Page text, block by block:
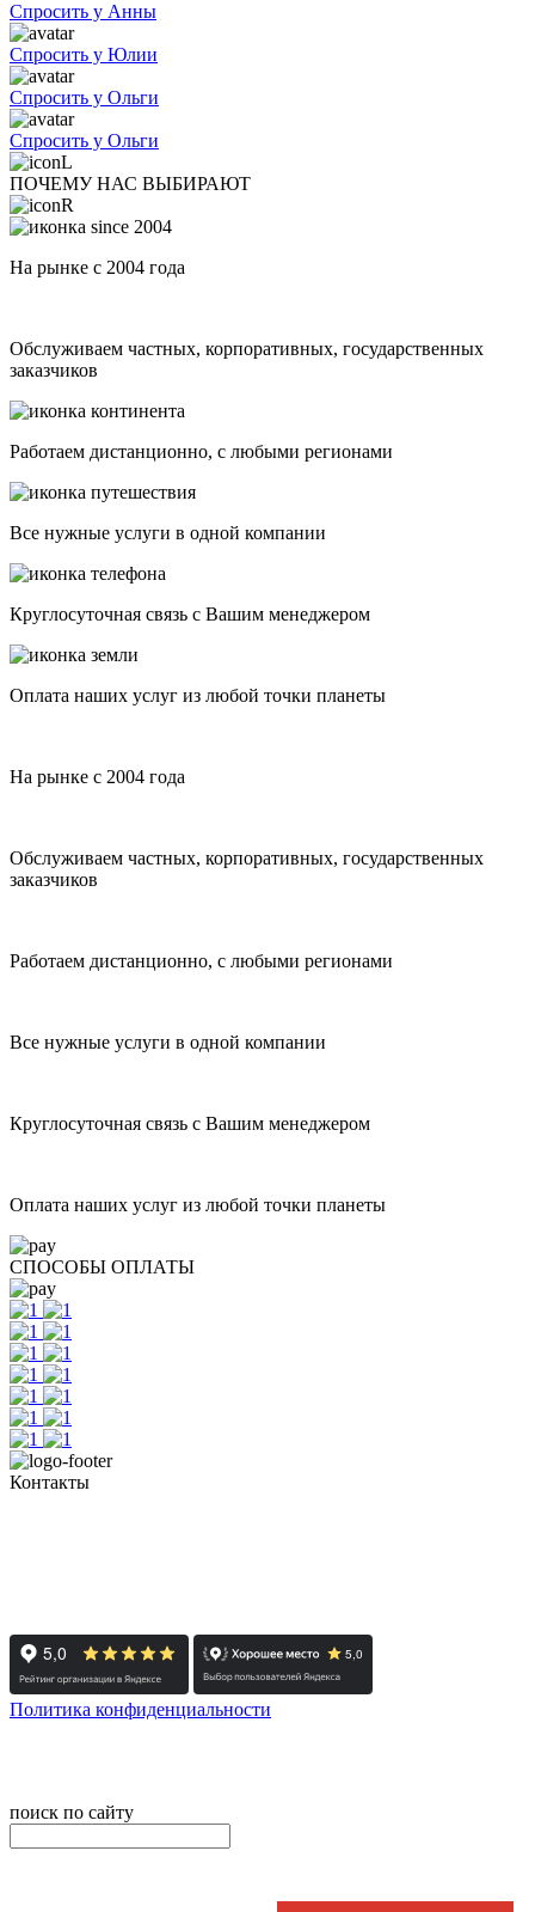
Спросить у Анны
Спросить у Юлии
Спросить у Ольги
Спросить у Ольги
ПОЧЕМУ НАС ВЫБИРАЮТ
На рынке с 2004 года
Обслуживаем частных, корпоративных, государственных
заказчиков
Работаем дистанционно, с любыми регионами
Все нужные услуги в одной компании
Круглосуточная связь с Вашим менеджером
Оплата наших услуг из любой точки планеты
На рынке с 2004 года
Обслуживаем частных, корпоративных, государственных
заказчиков
Работаем дистанционно, с любыми регионами
Все нужные услуги в одной компании
Круглосуточная связь с Вашим менеджером
Оплата наших услуг из любой точки планеты
СПОСОБЫ ОПЛАТЫ
Контакты
Политика конфиденциальности
поиск по сайту